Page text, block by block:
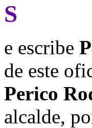
S
e escribe
de este
Perico
alcalde,